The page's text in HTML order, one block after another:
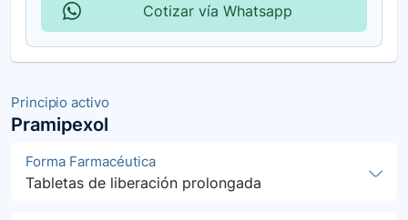
Principio activo
Pramipexol
Forma Farmacéutica
Tabletas de liberación prolongada
Cotizar vía Whatsapp